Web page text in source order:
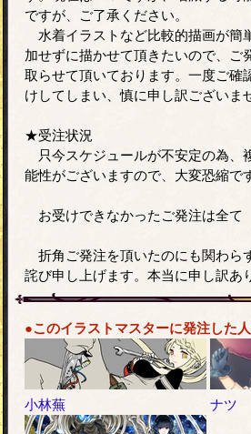
ですが、ご了承ください。
水着イラストなど比較的描画が簡
加せずに描かせて頂きたいので、ご
取らせて頂いております。一度ご確
けしてしまい、慎に申し訳ございま
★受注状況
只今スケジュールが不安定の為、
能性がございますので、大変恐縮で
お受けできなかったご発注は全
折角ご発注を頂いたのにも関わら
詫び申し上げます。本当に申し訳あ
●このイラストマスターに発注した
小林蕪 ナツ